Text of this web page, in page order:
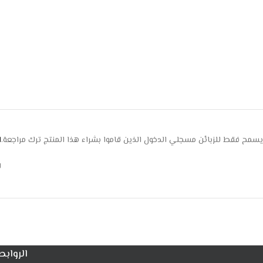
يسمح فقط للزبائن مسجلي الدخول الذين قاموا بشراء هذا المنتج ترك مراجعة.